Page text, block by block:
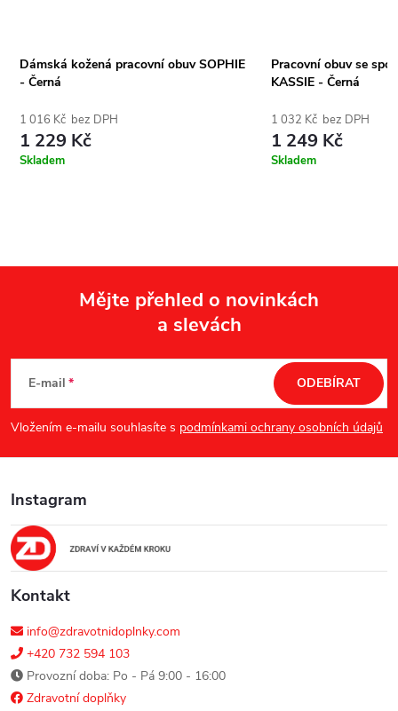
Dámská kožená pracovní obuv SOPHIE
- Černá
1 016 Kč bez DPH
1 229 Kč
Skladem
Pracovní obuv se
KASSIE - Černá
1 032 Kč bez DPH
1 249 Kč
Skladem
p
a
t
Mějte přehled o novinkách
a slevách
E-mail
Vložením e-mailu souhlasíte s podmínkami ochrany osobních údajů
ODEBÍRAT
Instagram
Kontakt
info@zdravotnidoplnky.com
+420 732 594 103
Provozní doba: Po - Pá 9:00 - 16:00
Zdravotní doplňky